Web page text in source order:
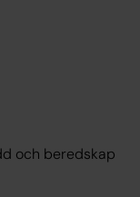
och beredskap